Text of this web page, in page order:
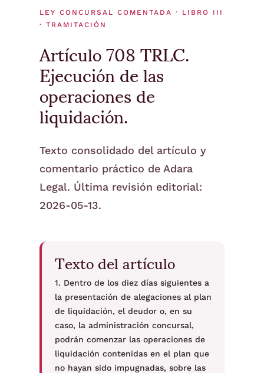
LEY CONCURSAL COMENTADA · LIBRO III
· TRAMITACIÓN
Artículo 708 TRLC.
Ejecución de las
operaciones de
liquidación.
Texto consolidado del artículo y
comentario práctico de Adara
Legal. Última revisión editorial:
2026-05-13.
Texto del artículo
1. Dentro de los diez días siguientes a
la presentación de alegaciones al plan
de liquidación, el deudor o, en su
caso, la administración concursal,
podrán comenzar las operaciones de
liquidación contenidas en el plan que
no hayan sido impugnadas, sobre las